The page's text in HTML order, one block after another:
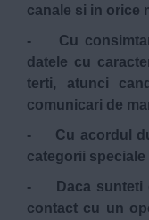
canale si in orice
- Cu
datele cu
terti, atunci
comunicari de
- Cu acordul
categorii
- Daca sunteti
contact cu un